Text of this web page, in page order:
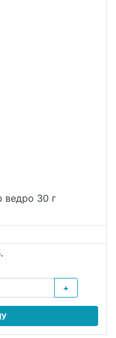
ведро 30 г
+